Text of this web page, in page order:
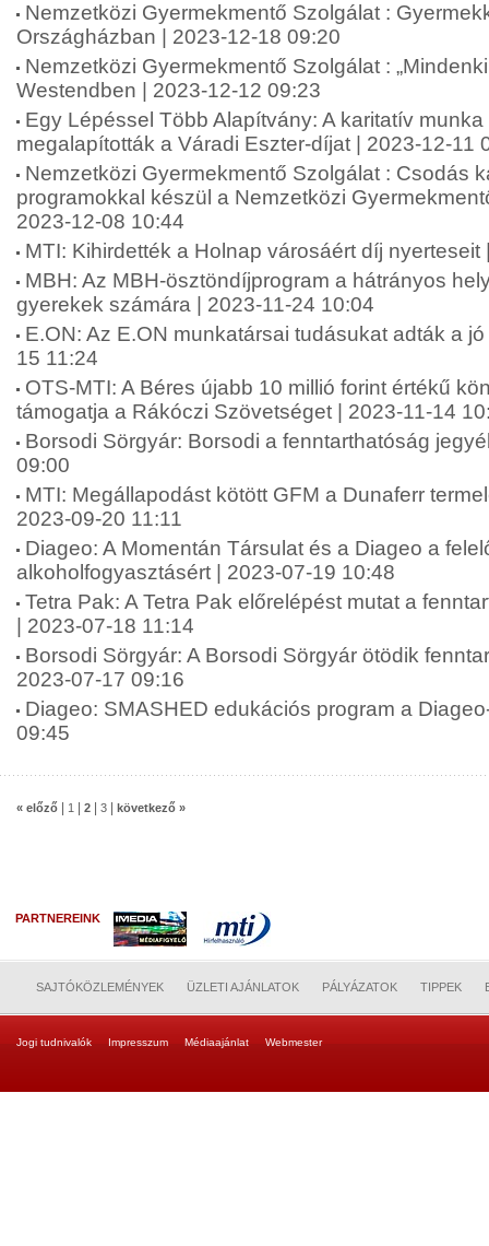
Nemzetközi Gyermekmentő Szolgálat :
Országházban | 2023-12-18 09:20
Nemzetközi Gyermekmentő Szolgálat :
Westendben | 2023-12-12 09:23
Egy Lépéssel Több Alapítvány: A karitatív
megalapították a Váradi Eszter-díjat | 2023-12-11
Nemzetközi Gyermekmentő Szolgálat : Csodás
programokkal készül a Nemzetközi
2023-12-08 10:44
MTI: Kihirdették a Holnap városáért díj
MBH: Az MBH-ösztöndíjprogram a hátrányos
gyerekek számára | 2023-11-24 10:04
E.ON: Az E.ON munkatársai tudásukat adták a
15 11:24
OTS-MTI: A Béres újabb 10 millió forint értékű
támogatja a Rákóczi Szövetséget | 2023-11-14
Borsodi Sörgyár: Borsodi a fenntarthatóság
09:00
MTI: Megállapodást kötött GFM a Dunaferr
2023-09-20 11:11
Diageo: A Momentán Társulat és a Diageo a
alkoholfogyasztásért | 2023-07-19 10:48
Tetra Pak: A Tetra Pak előrelépést mutat a
| 2023-07-18 11:14
Borsodi Sörgyár: A Borsodi Sörgyár ötödik
2023-07-17 09:16
Diageo: SMASHED edukációs program a
09:45
« előző 1 2 3 következő »
PARTNEREINK
SAJTÓKÖZLEMÉNYEK ÜZLETI AJÁNLATOK PÁLYÁZATOK TIPPEK
Jogi tudnivalók Impresszum Médiaajánlat Webmester